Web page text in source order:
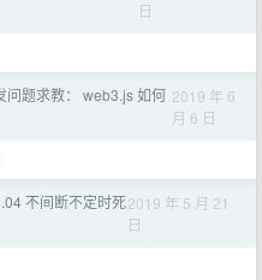
日
问题求教： web3.js 如何 2019 年 6
月 6 日
不间断不定时死2019 年 5 月 21
日